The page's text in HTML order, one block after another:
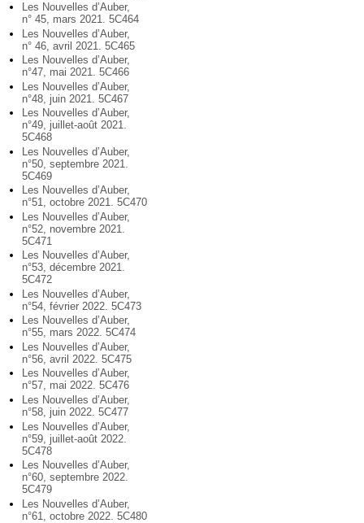
Les Nouvelles d’Auber,
n° 45, mars 2021. 5C464
Les Nouvelles d’Auber,
n° 46, avril 2021. 5C465
Les Nouvelles d’Auber,
n°47, mai 2021. 5C466
Les Nouvelles d’Auber,
n°48, juin 2021. 5C467
Les Nouvelles d’Auber,
n°49, juillet-août 2021.
5C468
Les Nouvelles d’Auber,
n°50, septembre 2021.
5C469
Les Nouvelles d’Auber,
n°51, octobre 2021. 5C470
Les Nouvelles d’Auber,
n°52, novembre 2021.
5C471
Les Nouvelles d’Auber,
n°53, décembre 2021.
5C472
Les Nouvelles d’Auber,
n°54, février 2022. 5C473
Les Nouvelles d’Auber,
n°55, mars 2022. 5C474
Les Nouvelles d’Auber,
n°56, avril 2022. 5C475
Les Nouvelles d’Auber,
n°57, mai 2022. 5C476
Les Nouvelles d’Auber,
n°58, juin 2022. 5C477
Les Nouvelles d’Auber,
n°59, juillet-août 2022.
5C478
Les Nouvelles d’Auber,
n°60, septembre 2022.
5C479
Les Nouvelles d’Auber,
n°61, octobre 2022. 5C480